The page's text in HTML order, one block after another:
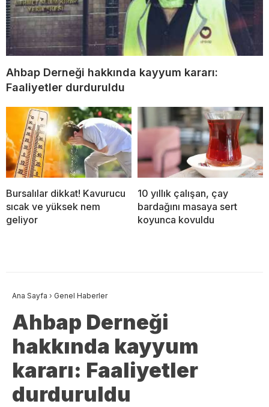
Ahbap Derneği hakkında kayyum kararı:
Faaliyetler durduruldu
Bursalılar dikkat! Kavurucu
sıcak ve yüksek nem
geliyor
10 yıllık çalışan, çay
bardağını masaya sert
koyunca kovuldu
Ana Sayfa › Genel Haberler
Ahbap Derneği
hakkında kayyum
kararı: Faaliyetler
durduruldu